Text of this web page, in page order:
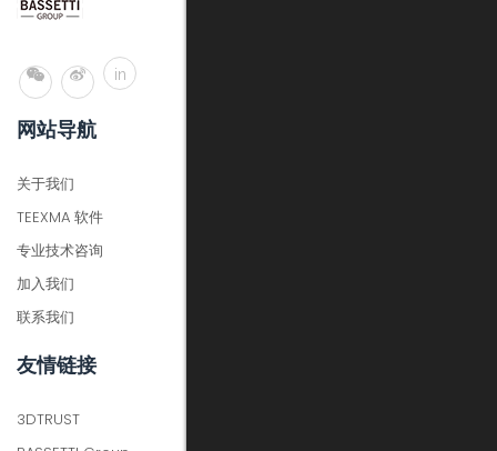
in
网站导航
关于我们
TEEXMA 软件
专业技术咨询
加入我们
联系我们
友情链接
3DTRUST